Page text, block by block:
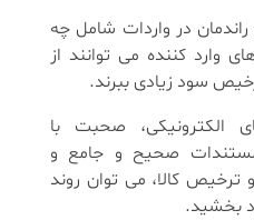
در واردات شامل چه
وارد کننده می توانند از
سود زیادی ببرند.
الکترونیکی، صحبت با
مستندات صحیح و جامع و
ترخیص کالا، می توان روند
بخشید.